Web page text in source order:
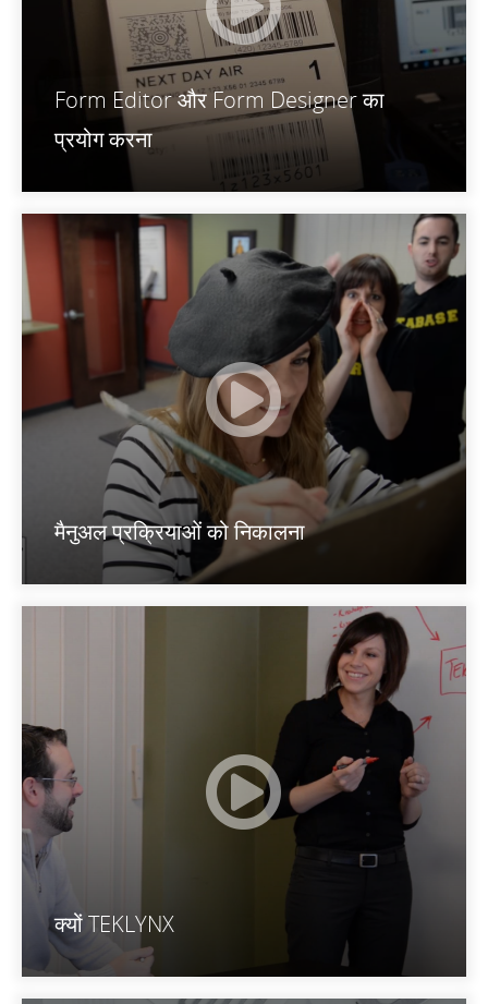
Form Editor और Form Designer का
प्रयोग करना
मैनुअल प्रक्रियाओं को निकालना
क्यों TEKLYNX